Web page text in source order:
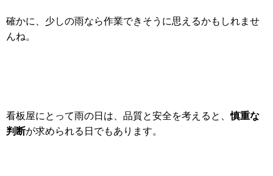
確かに、少しの雨なら作業できそうに思えるかもしれませ
んね。
看板屋にとって雨の日は、品質と安全を考えると、慎重な
判断が求められる日でもあります。